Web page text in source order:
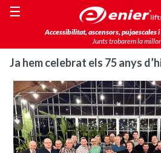
Accessibilitat, ascensors,
Junts trobarem la
☰
Ja hem celebrat els 75 anys